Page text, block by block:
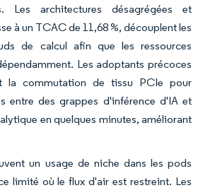
Les architectures désagrégées et
à un TCAC de 11,68 %, découplent les
de calcul afin que les ressources
Les adoptants précoces
la commutation de tissu PCIe pour
entre des grappes d'inférence d'IA et
en quelques minutes, améliorant
un usage de niche dans les pods
limité où le flux d'air est restreint. Les